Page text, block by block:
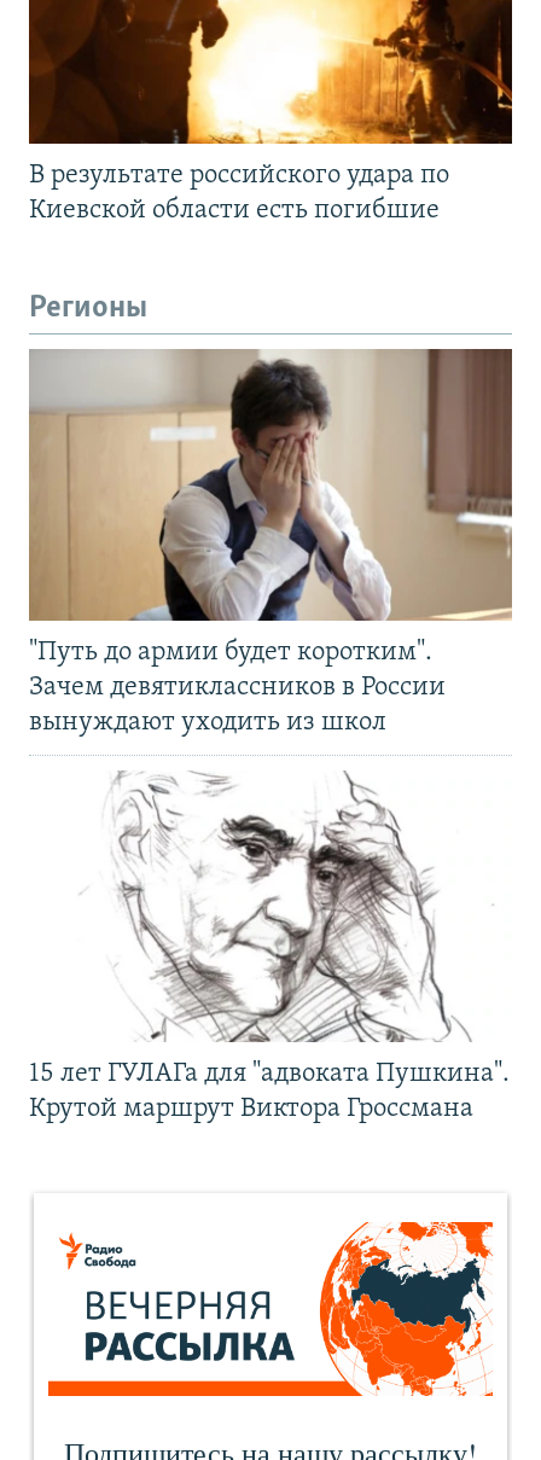
В результате российского удара по
Киевской области есть погибшие
Регионы
"Путь до армии будет коротким".
Зачем девятиклассников в России
вынуждают уходить из школ
15 лет ГУЛАГа для "адвоката Пушкина".
Крутой маршрут Виктора Гроссмана